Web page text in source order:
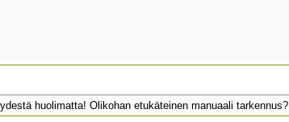
huolimatta! Olikohan etukäteinen manuaali tarkennus?